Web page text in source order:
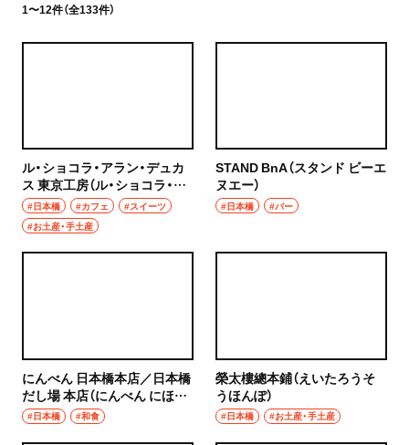
1〜12件（全133件）
ル・ショコラ・アラン・デュカ
ス 東京工房（ル・ショコラ・ア
ラン・デュカス とうきょうこ
うぼう）
#日本橋 #カフェ
#スイーツ
#お土産・手土産
STAND BnA（スタンド ビーエ
ヌエー）
#日本橋 #バー
にんべん 日本橋本店／日本橋
だし場 本店（にんべん にほん
ばしほんてん／にほんばしだ
しば ほんてん）
#日本橋 #和食
榮太樓總本鋪（えいたろうそ
うほんぽ）
#日本橋 #お土産・手土産